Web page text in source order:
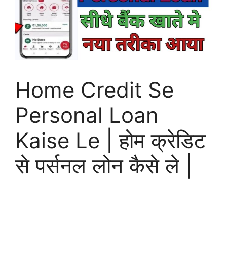
Home Credit Se
Personal Loan
Kaise Le | होम क्रेडिट
से पर्सनल लोन कैसे ले |